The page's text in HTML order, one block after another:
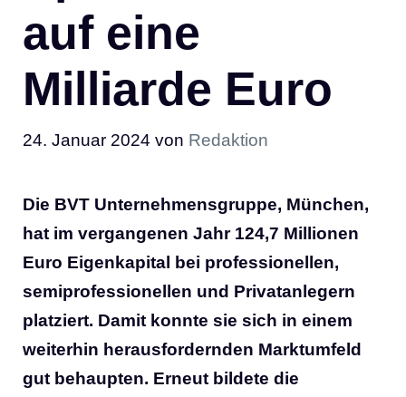
auf eine
Milliarde Euro
24. Januar 2024 von Redaktion
Die BVT Unternehmensgruppe, München,
hat im vergangenen Jahr 124,7 Millionen
Euro Eigenkapital bei professionellen,
semiprofessionellen und Privatanlegern
platziert. Damit konnte sie sich in einem
weiterhin herausfordernden Marktumfeld
gut behaupten. Erneut bildete die